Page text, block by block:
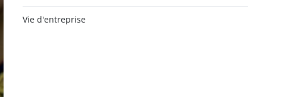
Vie d'entreprise